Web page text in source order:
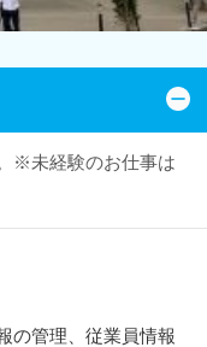
※未経験のお仕事は
の管理、従業員情報